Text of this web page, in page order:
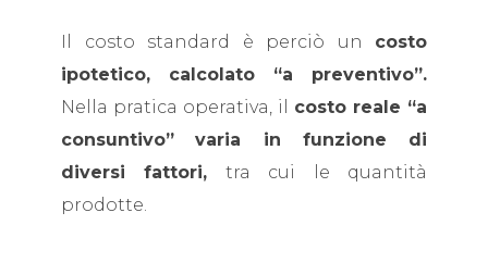
Il costo standard è perciò un costo
ipotetico, calcolato “a preventivo”.
Nella pratica operativa, il costo reale “a
consuntivo”
varia in funzione di
diversi fattori, tra cui le quantità
prodotte.